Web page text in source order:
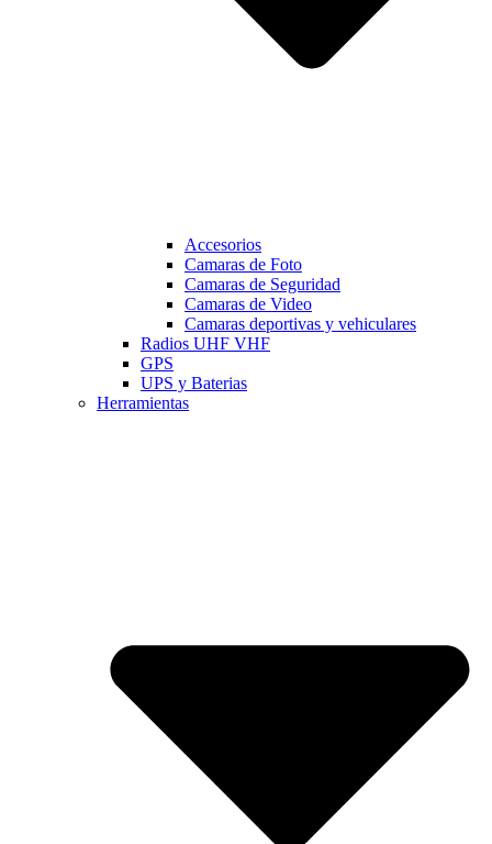
Accesorios
Camaras de Foto
Camaras de Seguridad
Camaras de Video
Camaras deportivas y vehiculares
Radios UHF VHF
GPS
UPS y Baterias
Herramientas